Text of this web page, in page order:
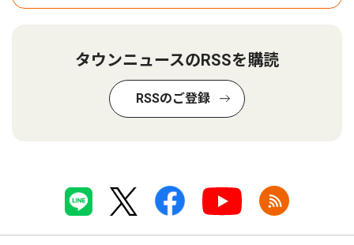
タウンニュースのRSSを購読
RSSのご登録